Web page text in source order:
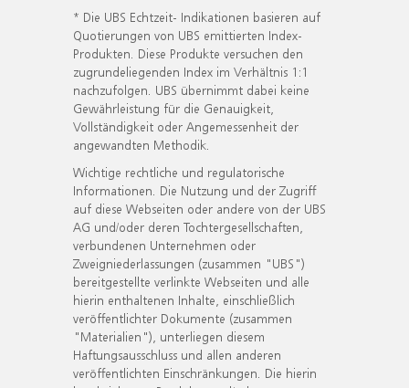
* Die UBS Echtzeit- Indikationen basieren auf
Quotierungen von UBS emittierten Index-
Produkten. Diese Produkte versuchen den
zugrundeliegenden Index im Verhältnis 1:1
nachzufolgen. UBS übernimmt dabei keine
Gewährleistung für die Genauigkeit,
Vollständigkeit oder Angemessenheit der
angewandten Methodik.
Wichtige rechtliche und regulatorische
Informationen. Die Nutzung und der Zugriff
auf diese Webseiten oder andere von der UBS
AG und/oder deren Tochtergesellschaften,
verbundenen Unternehmen oder
Zweigniederlassungen (zusammen "UBS")
bereitgestellte verlinkte Webseiten und alle
hierin enthaltenen Inhalte, einschließlich
veröffentlichter Dokumente (zusammen
"Materialien"), unterliegen diesem
Haftungsausschluss und allen anderen
veröffentlichten Einschränkungen. Die hierin